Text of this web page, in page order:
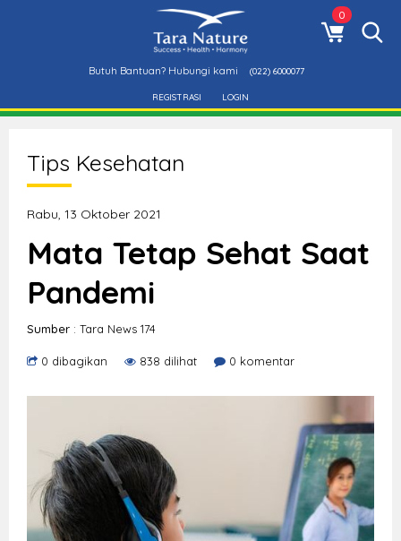
0
Butuh Bantuan? Hubungi kami (022) 6000077
REGISTRASI LOGIN
Tips Kesehatan
Rabu, 13 Oktober 2021
Mata Tetap Sehat Saat
Pandemi
Sumber : Tara News 174
0 dibagikan 838 dilihat 0 komentar